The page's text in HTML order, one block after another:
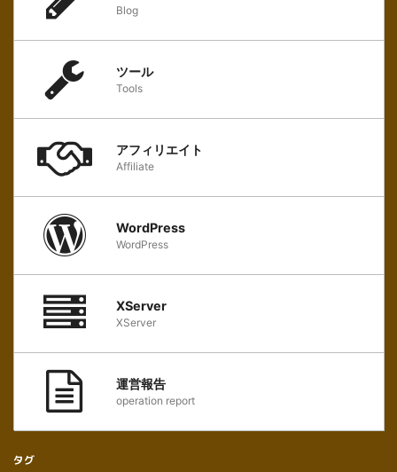
Blog
ツール
Tools
アフィリエイト
Affiliate
WordPress
WordPress
XServer
XServer
運営報告
operation report
タグ